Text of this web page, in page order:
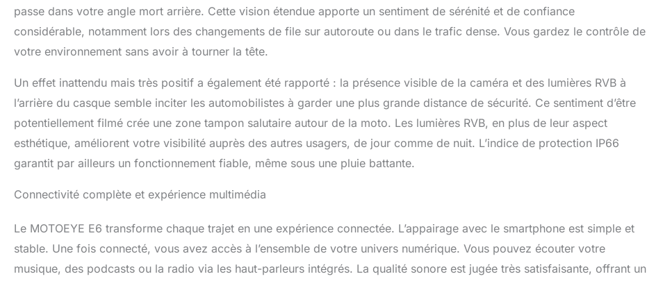
passe dans votre angle mort arrière. Cette vision étendue apporte un sentiment de sérénité et de confiance
considérable, notamment lors des changements de file sur autoroute ou dans le trafic dense. Vous gardez le contrôle de
votre environnement sans avoir à tourner la tête.
Un effet inattendu mais très positif a également été rapporté : la présence visible de la caméra et des lumières RVB à
l’arrière du casque semble inciter les automobilistes à garder une plus grande distance de sécurité. Ce sentiment d’être
potentiellement filmé crée une zone tampon salutaire autour de la moto. Les lumières RVB, en plus de leur aspect
esthétique, améliorent votre visibilité auprès des autres usagers, de jour comme de nuit. L’indice de protection IP66
garantit par ailleurs un fonctionnement fiable, même sous une pluie battante.
Connectivité complète et expérience multimédia
Le MOTOEYE E6 transforme chaque trajet en une expérience connectée. L’appairage avec le smartphone est simple et
stable. Une fois connecté, vous avez accès à l’ensemble de votre univers numérique. Vous pouvez écouter votre
musique, des podcasts ou la radio via les haut-parleurs intégrés. La qualité sonore est jugée très satisfaisante, offrant un